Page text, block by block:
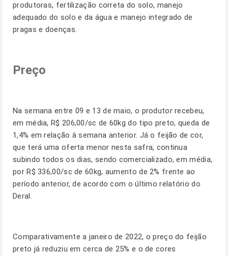
produtoras, fertilização correta do solo, manejo
adequado do solo e da água e manejo integrado de
pragas e doenças.
Preço
Na semana entre 09 e 13 de maio, o produtor recebeu,
em média, R$ 206,00/sc de 60kg do tipo preto, queda de
1,4% em relação à semana anterior. Já o feijão de cor,
que terá uma oferta menor nesta safra, continua
subindo todos os dias, sendo comercializado, em média,
por R$ 336,00/sc de 60kg, aumento de 2% frente ao
período anterior, de acordo com o último relatório do
Deral.
Comparativamente a janeiro de 2022, o preço do feijão
preto já reduziu em cerca de 25% e o de cores